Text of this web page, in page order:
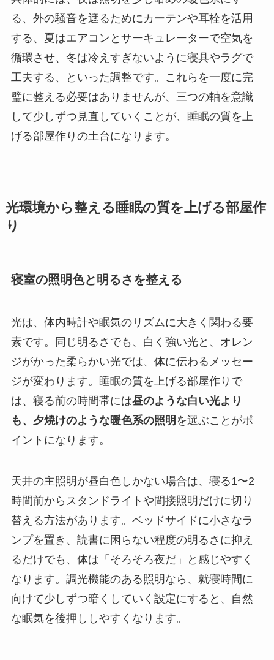
る、外の騒音を遮るためにカーテンや耳栓を活用
する、夏はエアコンとサーキュレーターで空気を
循環させ、冬は冷えすぎないように寝具やラグで
工夫する、といった調整です。これらを一度に完
璧に整える必要はありませんが、三つの軸を意識
して少しずつ見直していくことが、睡眠の質を上
げる部屋作りの土台になります。
光環境から整える睡眠の質を上げる部屋作
り
寝室の照明色と明るさを整える
光は、体内時計や眠気のリズムに大きく関わる要
素です。同じ明るさでも、白く強い光と、オレン
ジがかった柔らかい光では、体に伝わるメッセー
ジが変わります。睡眠の質を上げる部屋作りで
は、寝る前の時間帯には昼のような白い光より
も、夕焼けのような暖色系の照明 を選ぶことがポ
イントになります。
天井の主照明が昼白色しかない場合は、寝る1〜2
時間前からスタンドライトや間接照明だけに切り
替える方法があります。ベッドサイドに小さなラ
ンプを置き、読書に困らない程度の明るさに抑え
るだけでも、体は「そろそろ夜だ」と感じやすく
なります。調光機能のある照明なら、就寝時間に
向けて少しずつ暗くしていく設定にすると、自然
な眠気を後押ししやすくなります。